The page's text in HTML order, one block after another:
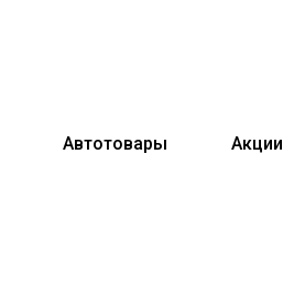
Автотовары Акции